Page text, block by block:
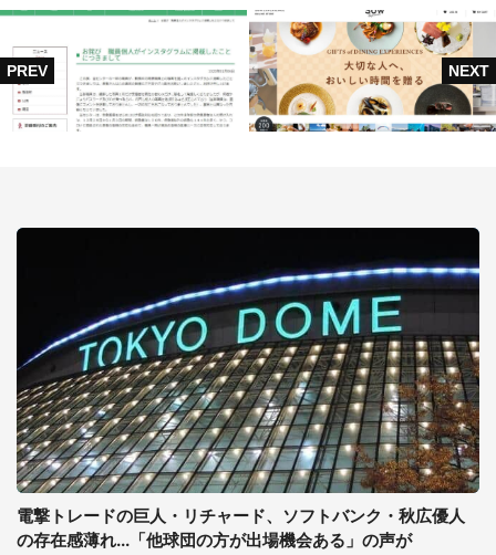
電撃トレードの巨人・リチャード、ソフトバンク・秋広優人
の存在感薄れ...「他球団の方が出場機会ある」の声が